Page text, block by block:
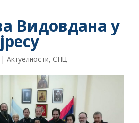
Видовдана у
| Актуелности, СПЦ